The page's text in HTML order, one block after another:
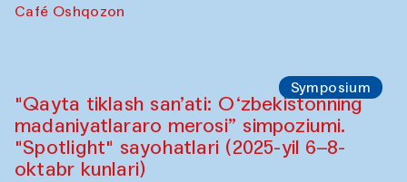
Café Oshqozon
Symposium
"Qayta tiklash san’ati: O‘zbekistonning
madaniyatlararo merosi” simpoziumi.
"Spotlight" sayohatlari (2025-yil 6–8-
oktabr kunlari)